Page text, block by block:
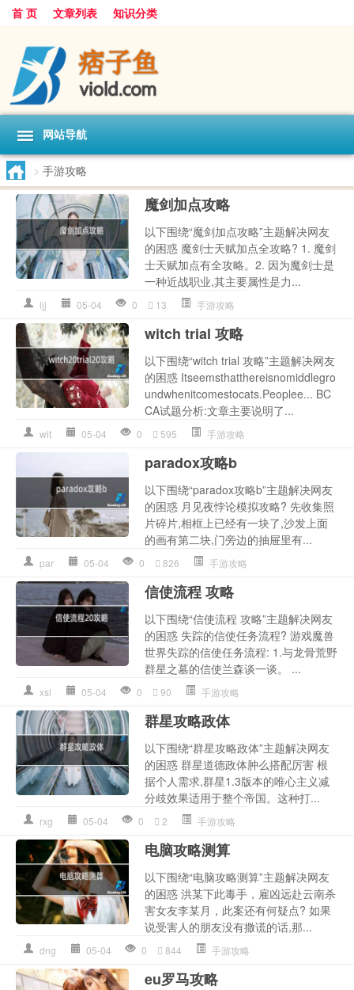
首 页 文章列表 知识分类
网站导航
> 手游攻略
魔剑加点攻略
以下围绕“魔剑加点攻略”主题解决网友
的困惑 魔剑士天赋加点全攻略? 1. 魔剑
士天赋加点有全攻略。2. 因为魔剑士是
一种近战职业,其主要属性是力...
ljj 05-04 0 13 手游攻略
witch trial 攻略
以下围绕“witch trial 攻略”主题解决网友
的困惑 Itseemsthatthereisnomiddlegro
undwhenitcomestocats.Peoplee... BC
CA试题分析:文章主要说明了...
wit 05-04 0 595 手游攻略
paradox攻略b
以下围绕“paradox攻略b”主题解决网友
的困惑 月见夜悖论模拟攻略? 先收集照
片碎片,相框上已经有一块了,沙发上面
的画有第二块,门旁边的抽屉里有...
par 05-04 0 826 手游攻略
信使流程 攻略
以下围绕“信使流程 攻略”主题解决网友
的困惑 失踪的信使任务流程? 游戏魔兽
世界失踪的信使任务流程: 1.与龙骨荒野
群星之墓的信使兰森谈一谈。 ...
xsl 05-04 0 90 手游攻略
群星攻略政体
以下围绕“群星攻略政体”主题解决网友
的困惑 群星道德政体肿么搭配厉害 根
据个人需求,群星1.3版本的唯心主义减
分歧效果适用于整个帝国。这种打...
rxg 05-04 0 2 手游攻略
电脑攻略测算
以下围绕“电脑攻略测算”主题解决网友
的困惑 洪某下此毒手，雇凶远赴云南杀
害女友李某月，此案还有何疑点? 如果
说受害人的朋友没有撒谎的话,那...
dng 05-04 0 844 手游攻略
eu罗马攻略